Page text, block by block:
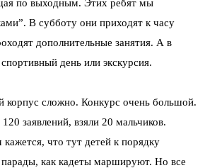
по выходным. Этих ребят мы
В субботу они приходят к часу
дополнительные занятия. А в
день или экскурсия.
корпус сложно. Конкурс очень большой.
заявлений, взяли 20 мальчиков.
что тут детей к порядку
как кадеты маршируют. Но все